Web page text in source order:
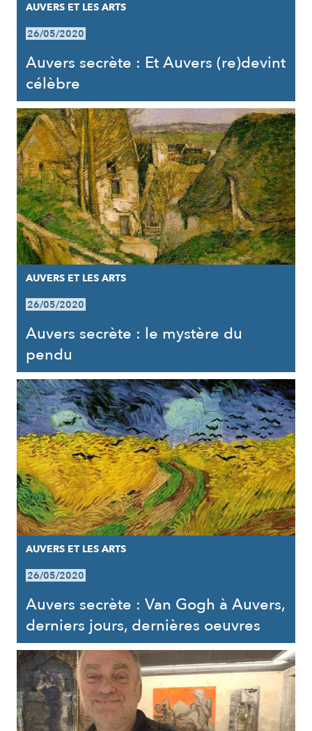
AUVERS ET LES ARTS
26/05/2020
Auvers secrète : Et Auvers (re)devint
célèbre
AUVERS ET LES ARTS
26/05/2020
Auvers secrète : le mystère du
pendu
AUVERS ET LES ARTS
26/05/2020
Auvers secrète : Van Gogh à Auvers,
derniers jours, dernières oeuvres